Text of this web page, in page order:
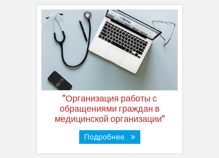
"Организация работы с
обращениями граждан в
медицинской организации"
Подробнее